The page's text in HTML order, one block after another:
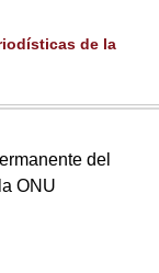
de la
del
ONU